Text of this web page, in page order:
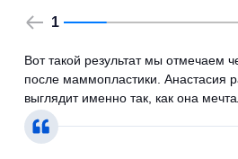
1
Вот такой результат мы отмечаем
после маммопластики. Анастасия
выглядит именно так, как она